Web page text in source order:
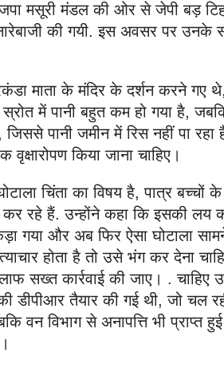
मसूरी मंडल की ओर से जेपी बड़
की गयी. इस अवसर पर उनके
माता के मंदिर के दर्शन करने गए
में पानी बहुत कम हो गया है,
जिससे पानी जमीन में रिस नहीं पा
किया जाना चाहिए।
चिंता का विषय है, पात्र बच्चों
कर रहे हैं. उन्होंने कहा कि इसकी लय
गया और अब फिर ऐसा घोटाला
होता है तो उसे भंग कर देना
सख्त कार्रवाई की जाए। . चाहिए
डीपीआर तैयार की गई थी, जो चल
वन विभाग से अनापत्ति भी प्राप्त